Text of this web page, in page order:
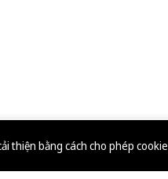
thiện bằng cách cho phép cookie